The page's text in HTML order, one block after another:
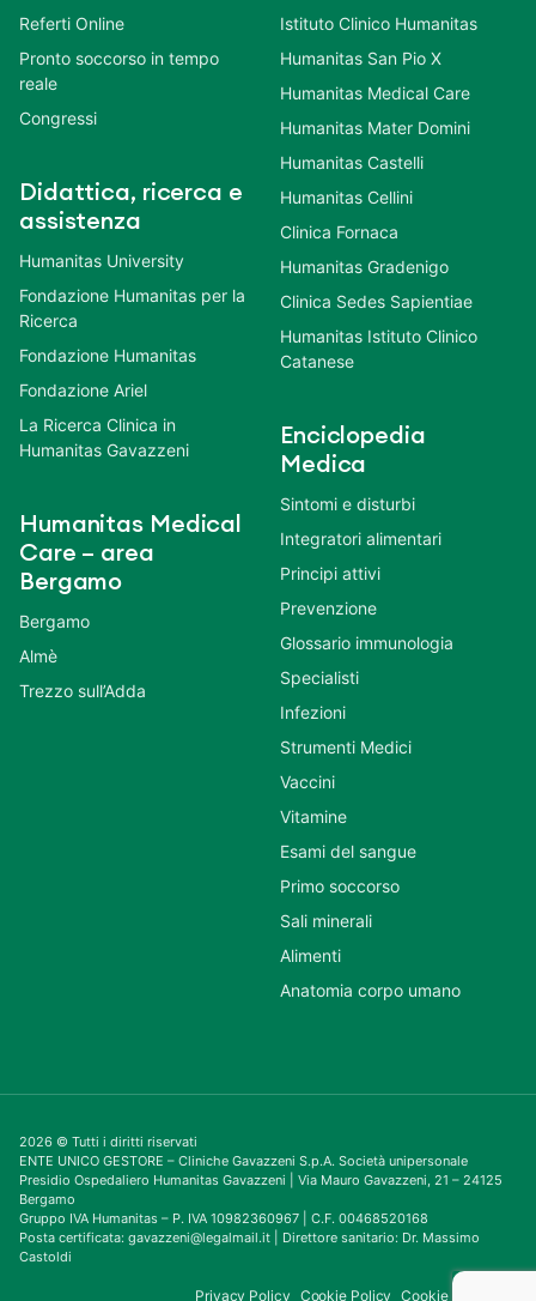
Referti Online
Pronto soccorso in tempo
reale
Congressi
Didattica, ricerca e
assistenza
Humanitas University
Fondazione Humanitas per la
Ricerca
Fondazione Humanitas
Fondazione Ariel
La Ricerca Clinica in
Humanitas Gavazzeni
Humanitas Medical
Care – area
Bergamo
Bergamo
Almè
Trezzo sull’Adda
Istituto Clinico Humanitas
Humanitas San Pio X
Humanitas Medical Care
Humanitas Mater Domini
Humanitas Castelli
Humanitas Cellini
Clinica Fornaca
Humanitas Gradenigo
Clinica Sedes Sapientiae
Humanitas Istituto Clinico
Catanese
Enciclopedia
Medica
Sintomi e disturbi
Integratori alimentari
Principi attivi
Prevenzione
Glossario immunologia
Specialisti
Infezioni
Strumenti Medici
Vaccini
Vitamine
Esami del sangue
Primo soccorso
Sali minerali
Alimenti
Anatomia corpo umano
2026 © Tutti i diritti riservati
ENTE UNICO GESTORE – Cliniche Gavazzeni S.p.A. Società unipersonale
Presidio Ospedaliero Humanitas Gavazzeni | Via Mauro Gavazzeni, 21 – 24125
Bergamo
Gruppo IVA Humanitas – P. IVA 10982360967 | C.F. 00468520168
Posta certificata: gavazzeni@legalmail.it | Direttore sanitario: Dr. Massimo
Castoldi
Privacy Policy Cookie Policy Cookie Consent